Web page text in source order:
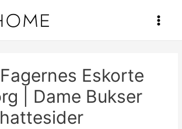
Main
Eskorte
| Dame Bukser